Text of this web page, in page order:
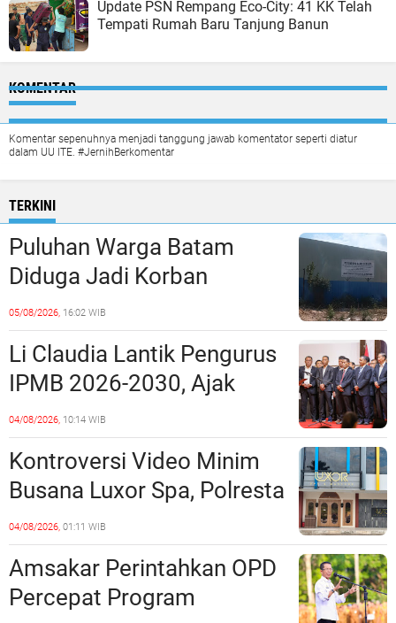
Update PSN Rempang Eco-City: 41 KK Telah
Tempati Rumah Baru Tanjung Banun
KOMENTAR
Komentar sepenuhnya menjadi tanggung jawab komentator seperti diatur
dalam UU ITE. #JernihBerkomentar
TERKINI
Puluhan Warga Batam
Diduga Jadi Korban
Penipuan Kavling Hingga
Miliaran Rupiah, Laporan ke
Polda Kepri Jalan di
Tempat?
05/08/2026, 16:02 WIB
Li Claudia Lantik Pengurus
IPMB 2026-2030, Ajak
Perkuat Kerukunan dan
Sinergi dengan Pemko
Batam
04/08/2026, 10:14 WIB
Kontroversi Video Minim
Busana Luxor Spa, Polresta
Barelang Usut Tuntas
Unsur Pelanggaran Hukum
04/08/2026, 01:11 WIB
Amsakar Perintahkan OPD
Percepat Program